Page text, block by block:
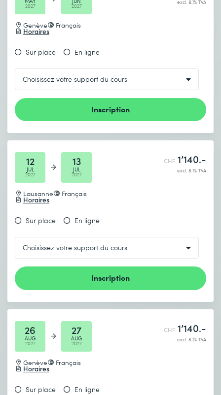
2027 2027
Genève Français
Horaires
excl. 8.1% TVA
Sur place En ligne
Inscription
12
JUL
2027
13
JUL
2027
Lausanne Français
Horaires
CHF 1’140.-
excl. 8.1% TVA
Sur place En ligne
Inscription
26
AUG
2027
27
AUG
2027
Genève Français
Horaires
CHF 1’140.-
excl. 8.1% TVA
Sur place En ligne